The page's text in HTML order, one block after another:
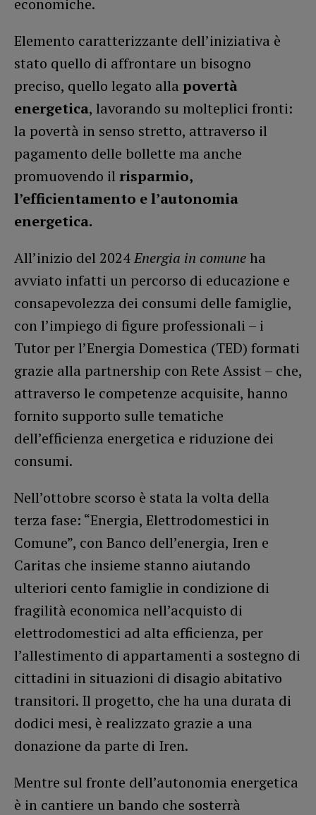
Elemento caratterizzante dell’iniziativa è
stato quello di affrontare un bisogno
preciso, quello legato alla povertà
energetica, lavorando su molteplici fronti:
la povertà in senso stretto, attraverso il
pagamento delle bollette ma anche
promuovendo il risparmio,
l’efficientamento e l’autonomia
energetica.
All’inizio del 2024Energia in comuneha
avviato infatti un percorso di educazione e
consapevolezza dei consumi delle famiglie,
con l’impiego di figure professionali – i
Tutor per l’Energia Domestica (TED) formati
grazie alla partnership con Rete Assist – che,
attraverso le competenze acquisite, hanno
fornito supporto sulle tematiche
dell’efficienza energetica e riduzione dei
consumi.
Nell’ottobre scorso è stata la volta della
terza fase: “Energia, Elettrodomestici in
Comune”, con Banco dell’energia, Iren e
Caritas che insieme stanno aiutando
ulteriori cento famiglie in condizione di
fragilità economica nell’acquisto di
elettrodomestici ad alta efficienza, per
l’allestimento di appartamenti a sostegno di
cittadini in situazioni di disagio abitativo
transitori. Il progetto, che ha una durata di
dodici mesi, è realizzato grazie a una
donazione da parte di Iren.
Mentre sul fronte dell’autonomia energetica
è in cantiere un bando che sosterrà